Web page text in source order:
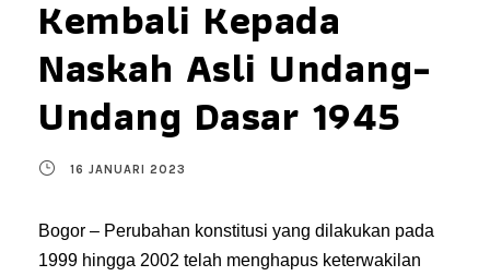
Kembali Kepada
Naskah Asli Undang-
Undang Dasar 1945
16 JANUARI 2023
Bogor – Perubahan konstitusi yang dilakukan pada
1999 hingga 2002 telah menghapus keterwakilan